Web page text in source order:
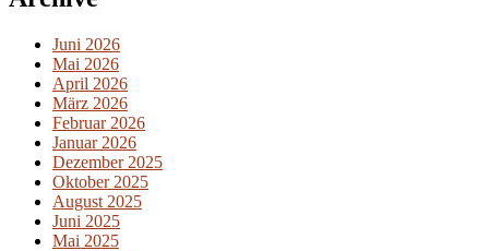
Juni 2026
Mai 2026
April 2026
März 2026
Februar 2026
Januar 2026
Dezember 2025
Oktober 2025
August 2025
Juni 2025
Mai 2025